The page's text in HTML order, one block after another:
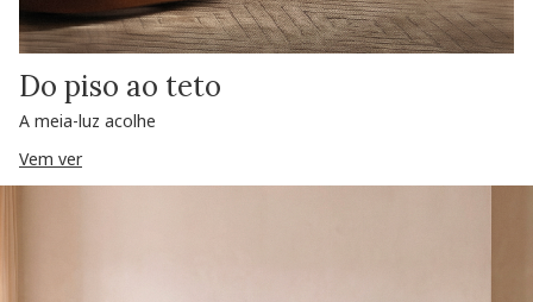
Do piso ao teto
A meia-luz acolhe
Vem ver